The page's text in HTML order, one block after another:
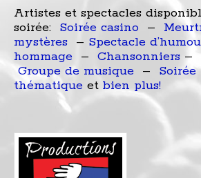
Artistes et spectacles
soirée: Soirée casino –
mystères – Spectacle
hommage – Chansonniers –
Groupe de musique – Soirée
thématique et bien plus!